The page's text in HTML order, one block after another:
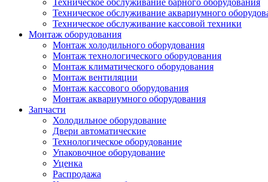
Техническое обслуживание аквариумного
Техническое обслуживание кассовой техники
Монтаж оборудования
Монтаж холодильного оборудования
Монтаж технологического оборудования
Монтаж климатического оборудования
Монтаж вентиляции
Монтаж кассового оборудования
Монтаж аквариумного оборудования
Запчасти
Холодильное оборудование
Двери автоматические
Технологическое оборудование
Упаковочное оборудование
Уценка
Распродажа